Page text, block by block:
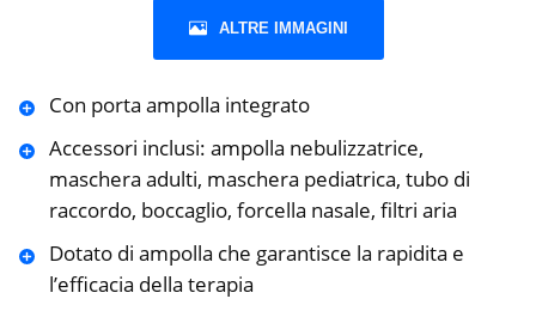
ALTRE IMMAGINI
Con porta ampolla integrato
Accessori inclusi: ampolla nebulizzatrice,
maschera adulti, maschera pediatrica, tubo di
raccordo, boccaglio, forcella nasale, filtri aria
Dotato di ampolla che garantisce la rapidita e
l’efficacia della terapia